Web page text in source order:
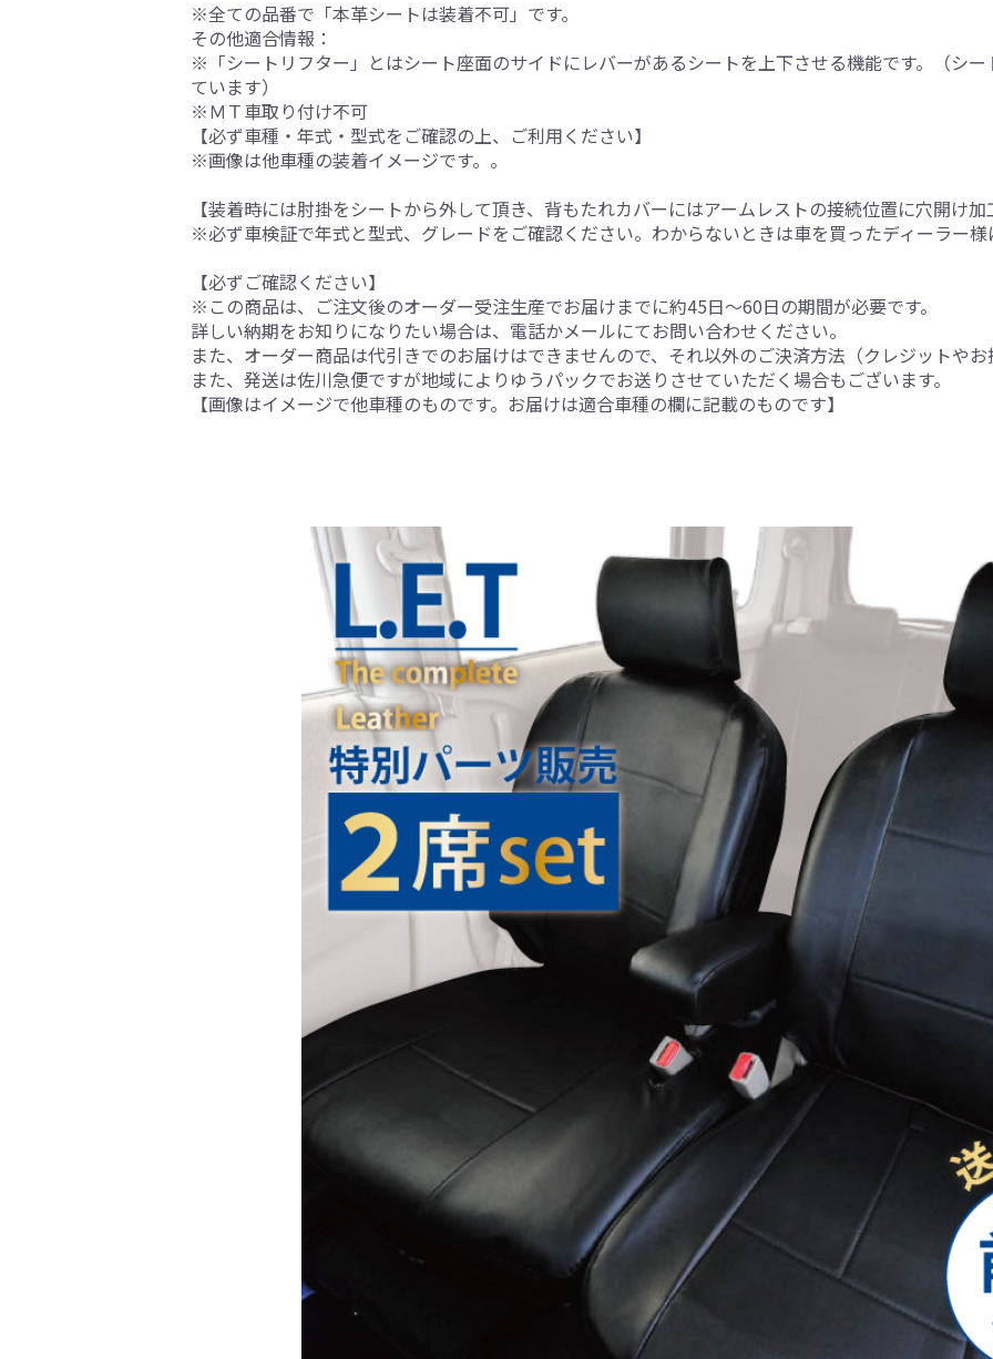
※全ての品番で「本革シートは装着不可」です。
その他適合情報：
※「シートリフター」とはシート座面のサイドにレバーがあるシートを上下させる機能です。（シ
ています）
※ＭＴ車取り付け不可
【必ず車種・年式・型式をご確認の上、ご利用ください】
※画像は他車種の装着イメージです。。
【装着時には肘掛をシートから外して頂き、背もたれカバーにはアームレストの接続位置に穴開け加
※必ず車検証で年式と型式、グレードをご確認ください。わからないときは車を買ったディーラー様
【必ずご確認ください】
※この商品は、ご注文後のオーダー受注生産でお届けまでに約45日～60日の期間が必要です。
詳しい納期をお知りになりたい場合は、電話かメールにてお問い合わせください。
また、オーダー商品は代引きでのお届けはできませんので、それ以外のご決済方法（クレジットやお
また、発送は佐川急便ですが地域によりゆうパックでお送りさせていただく場合もございます。
【画像はイメージで他車種のものです。お届けは適合車種の欄に記載のものです】